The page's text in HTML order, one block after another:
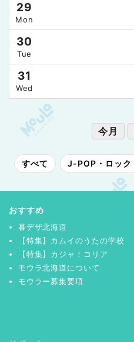
29
Mon
30
Tue
31
Wed
今月
すべて J-POP・ロック
おすすめ
暮デザ北海道
【特集】カムイのうたの学校
【特集】カジャ！コリア
モウラ北海道について
モウラー募集要項